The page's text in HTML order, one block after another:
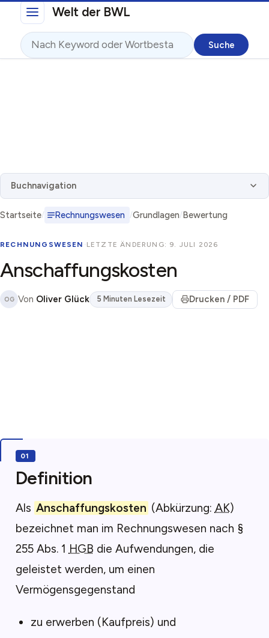
Direkt zum InhaltWelt der BWL
Suche
Buchnavigation
Startseite Rechnungswesen Grundlagen Bewertung
RECHNUNGSWESEN · LETZTE ÄNDERUNG: 9. JULI 2026
Anschaffungskosten
OG Von Oliver Glück 5 Minuten Lesezeit Drucken / PDF
Definition
Als Anschaffungskosten (Abkürzung: AK)
bezeichnet man im Rechnungswesen nach §
255 Abs. 1 HGB die Aufwendungen, die
geleistet werden, um einen
Vermögensgegenstand
zu erwerben (Kaufpreis) und